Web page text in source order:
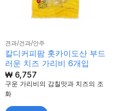
견과/건과/안주
칼디커피팜 홋카이도산 부드
러운 치즈 가리비 6개입
₩6,757
구운 가리비의 감칠맛과 치즈의 조
화